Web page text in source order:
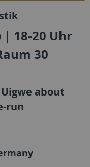
| 18-20 Uhr
30
about
run